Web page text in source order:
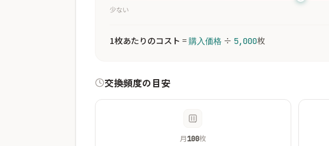
少ない
1枚あたりのコスト =購入価格 ÷ 5,000枚
交換頻度の目安
月100枚